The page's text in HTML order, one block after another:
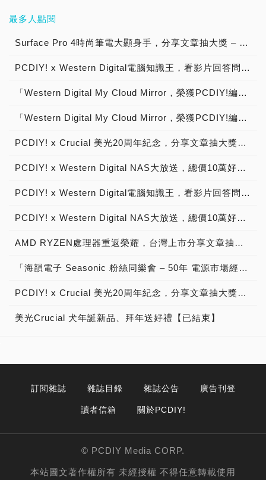
最多人點閱
Surface Pro 4時尚筆電大顯身手，分享文章抽大獎 – OSSLab商店慶開站系列活動【已結束】
PCDIY! x Western Digital電腦知識王，看影片回答問題抽大獎！【已結束】
「Western Digital My Cloud Mirror，榮獲PCDIY!編輯推薦肯定！」特別舉辦分享喜訊抽大獎！【已結束】
「Western Digital My Cloud Mirror，榮獲PCDIY!編輯推薦肯定！」特別舉辦分享喜訊抽大獎！【得獎公告】
PCDIY! x Crucial 美光20周年紀念，分享文章抽大獎【已結束】
PCDIY! x Western Digital NAS大放送，總價10萬好禮送給你！【得獎公告】
PCDIY! x Western Digital電腦知識王，看影片回答問題抽大獎！【得獎公告】
PCDIY! x Western Digital NAS大放送，總價10萬好禮送給你！【已結束】
AMD RYZEN處理器重返榮耀，台灣上市分享文章抽大獎→ AMD鐵粉回娘家系列活動，第一彈【已結束】
「海韻電子 Seasonic 粉絲同樂會 – 50年 電源市場經營有成，ATX 3優質電源供應器 NVIDIA GeForce RTX 50系列 顯示卡 最佳絕配，分享文章抽大獎」活動說明！
PCDIY! x Crucial 美光20周年紀念，分享文章抽大獎！【得獎公告】
美光Crucial 犬年誕新品、拜年送好禮【已結束】
訂閱雜誌 雜誌目錄 雜誌公告 廣告刊登
讀者信箱 關於PCDIY!
© PCDIY Media CORP.
本站圖文著作權所有 未經授權 不得任意轉載使用